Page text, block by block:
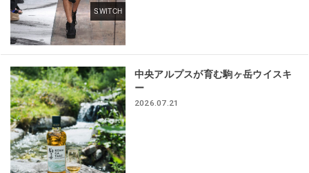
SWITCH
中央アルプスが育む駒ヶ岳ウイスキ
ー
2026.07.21